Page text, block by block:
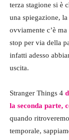
terza stagione si è
una spiegazione,
ovviamente c’è
stop per via della
infatti adesso
uscita.
Stranger Things 4
la seconda parte,
quando
temporale,